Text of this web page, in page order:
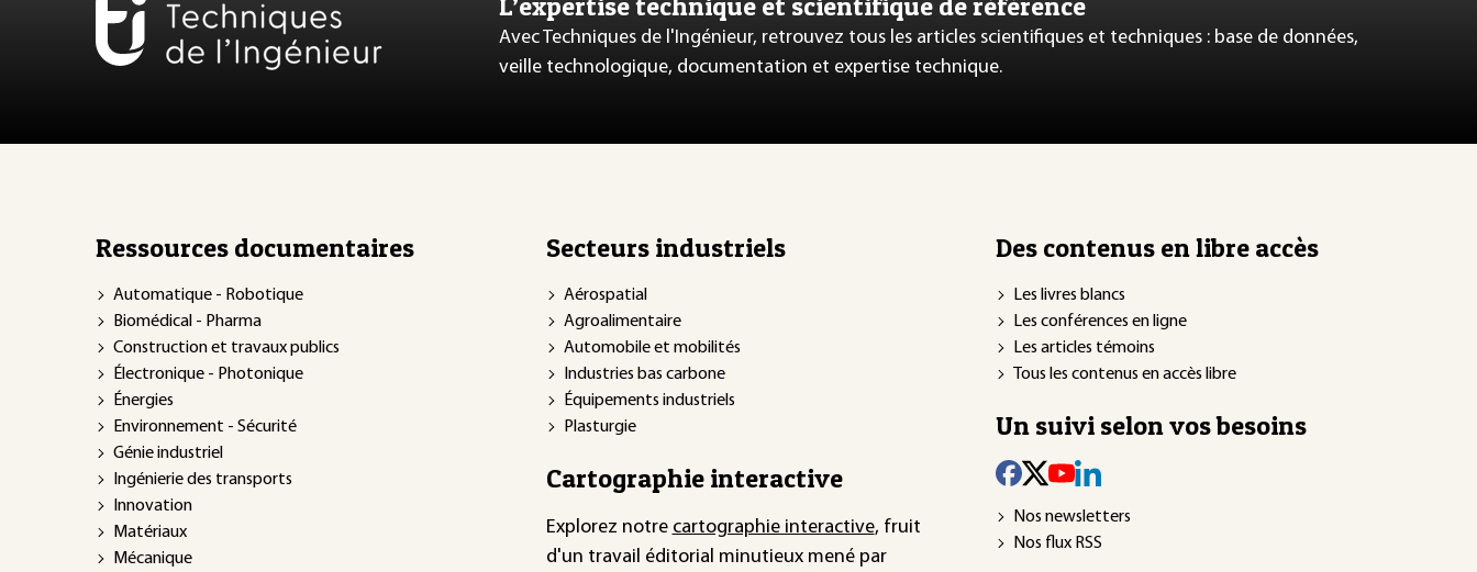
Avec Techniques de l'Ingénieur, retrouvez tous les articles scientifiques et techniques : base de données,
veille technologique, documentation et expertise technique.
Ressources documentaires
Automatique - Robotique
Biomédical - Pharma
Construction et travaux publics
Électronique - Photonique
Énergies
Environnement - Sécurité
Génie industriel
Ingénierie des transports
Innovation
Matériaux
Mécanique
Secteurs industriels
Aérospatial
Agroalimentaire
Automobile et mobilités
Industries bas carbone
Équipements industriels
Plasturgie
Cartographie interactive
Explorez notre cartographie interactive, fruit
d'un travail éditorial minutieux mené par
Des contenus en libre accès
Les livres blancs
Les conférences en ligne
Les articles témoins
Tous les contenus en accès libre
Un suivi selon vos besoins
Nos newsletters
Nos flux RSS